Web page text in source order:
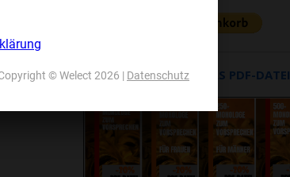
UNSERE BÜCHER ALS PDF-DATEI